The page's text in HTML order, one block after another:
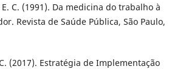
C. (1991). Da medicina do trabalho à
Revista de Saúde Pública, São Paulo,
(2017). Estratégia de Implementação